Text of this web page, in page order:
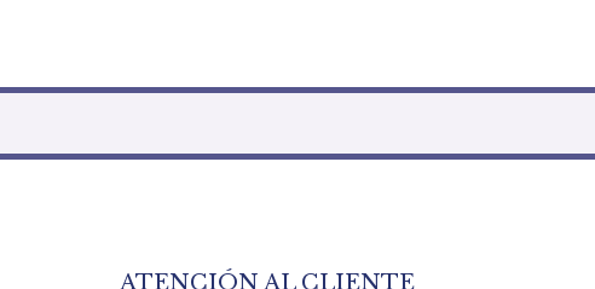
ATENCIÓN AL CLIENTE